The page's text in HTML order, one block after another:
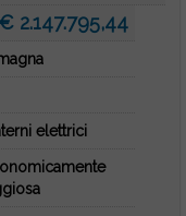
€ 2.147.795,44
elettrici